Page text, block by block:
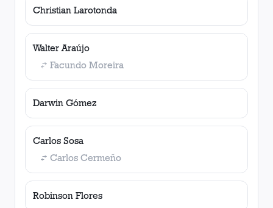
Christian Larotonda
Walter Araújo
Facundo Moreira
Darwin Gómez
Carlos Sosa
Carlos Cermeño
Robinson Flores